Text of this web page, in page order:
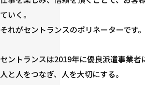
ていく。
それがセントランスのポリネーターです。
セントランスは2019年に優良派遣事業者
人と人をつなぎ、人を大切にする。